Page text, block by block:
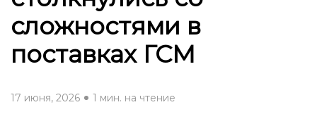
сложностями в
поставках ГСМ
17 июня, 2026 1 мин. на чтение